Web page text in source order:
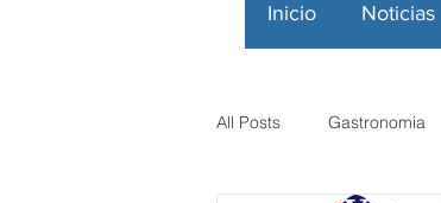
Inicio Noticias
All Posts Gastronomia